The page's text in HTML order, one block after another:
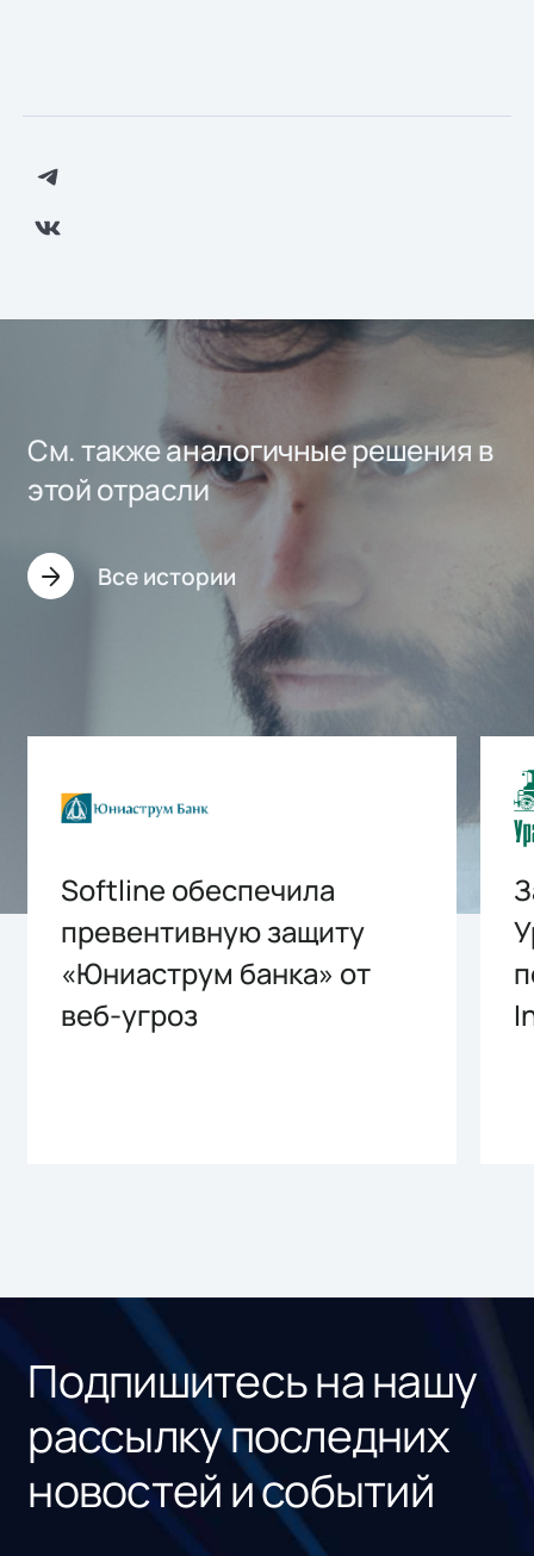
См. также аналогичные решения в
этой отрасли
Все истории
Softline обеспечила
превентивную защиту
«Юниаструм банка» от
веб-угроз
Подпишитесь на нашу
рассылку последних
новостей и событий